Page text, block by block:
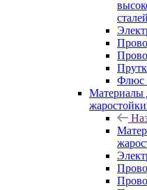
сталей
Флюс
Материалы